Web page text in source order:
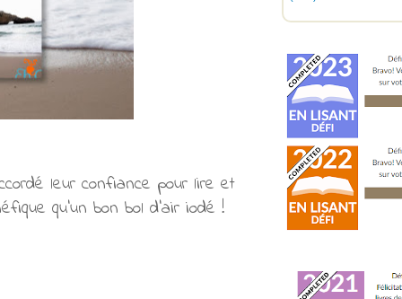
leur confiance pour lire et
qu'un bon bol d'air iodé !